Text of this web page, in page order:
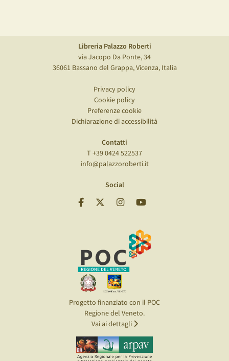
Libreria Palazzo Roberti
via Jacopo Da Ponte, 34
36061 Bassano del Grappa, Vicenza, Italia
Privacy policy
Cookie policy
Preferenze cookie
Dichiarazione di accessibilità
Contatti
T +39 0424 522537
info@palazzoroberti.it
Social
Progetto finanziato con il POC
Regione del Veneto.
Vai ai dettagli